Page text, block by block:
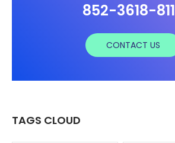
852-3618-
CONTACT US
TAGS CLOUD